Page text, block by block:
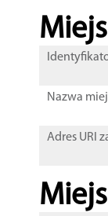
Nazwa
Adres URI